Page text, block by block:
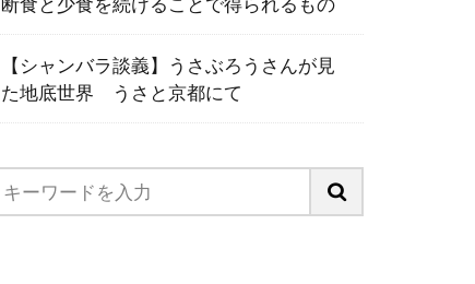
【シャンバラ談義】うさぶろうさんが見
た地底世界 うさと京都にて